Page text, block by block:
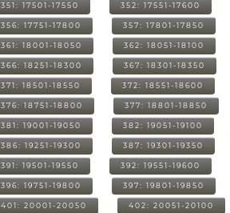
351: 17501-17550 352: 17551-17600
356: 17751-17800 357: 17801-17850
361: 18001-18050 362: 18051-18100
366: 18251-18300 367: 18301-18350
371: 18501-18550 372: 18551-18600
376: 18751-18800 377: 18801-18850
381: 19001-19050 382: 19051-19100
386: 19251-19300 387: 19301-19350
391: 19501-19550 392: 19551-19600
396: 19751-19800 397: 19801-19850
401: 20001-20050 402: 20051-20100